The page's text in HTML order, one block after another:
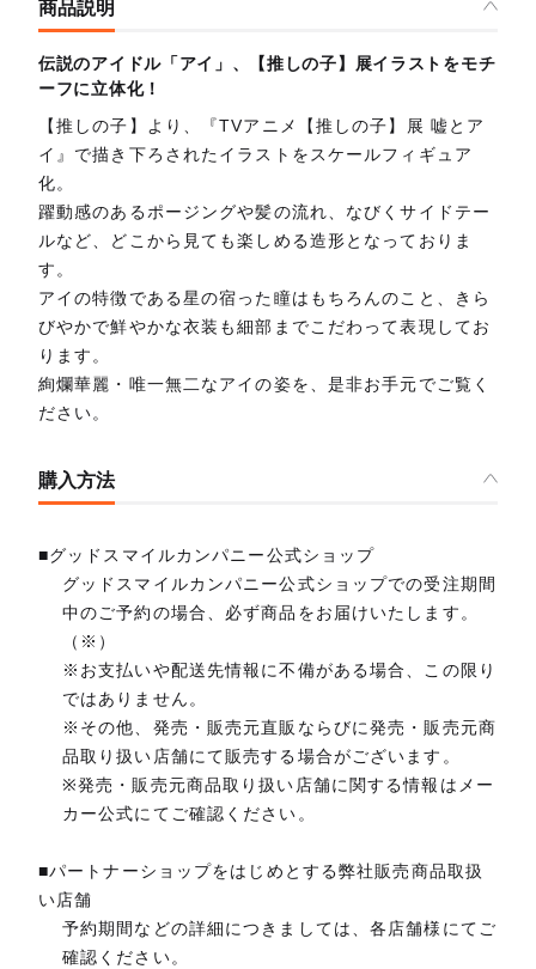
商品説明
伝説のアイドル「アイ」、【推しの子】展イラストをモチ
ーフに立体化！
【推しの子】より、『TVアニメ【推しの子】展 嘘とア
イ』で描き下ろされたイラストをスケールフィギュア
化。
躍動感のあるポージングや髪の流れ、なびくサイドテー
ルなど、どこから見ても楽しめる造形となっておりま
す。
アイの特徴である星の宿った瞳はもちろんのこと、きら
びやかで鮮やかな衣装も細部までこだわって表現してお
ります。
絢爛華麗・唯一無二なアイの姿を、是非お手元でご覧く
ださい。
購入方法
■グッドスマイルカンパニー公式ショップ
グッドスマイルカンパニー公式ショップでの受注期間
中のご予約の場合、必ず商品をお届けいたします。
（※）
※お支払いや配送先情報に不備がある場合、この限り
ではありません。
※その他、発売・販売元直販ならびに発売・販売元商
品取り扱い店舗にて販売する場合がございます。
※発売・販売元商品取り扱い店舗に関する情報はメー
カー公式にてご確認ください。
■パートナーショップをはじめとする弊社販売商品取扱
い店舗
予約期間などの詳細につきましては、各店舗様にてご
確認ください。